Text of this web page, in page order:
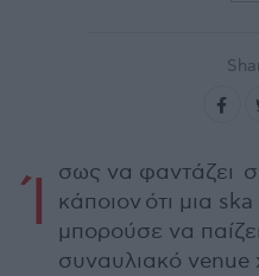
Ί
σως να φαντάζει
κάποιον ότι μια
μπορούσε να
συναυλιακό venue